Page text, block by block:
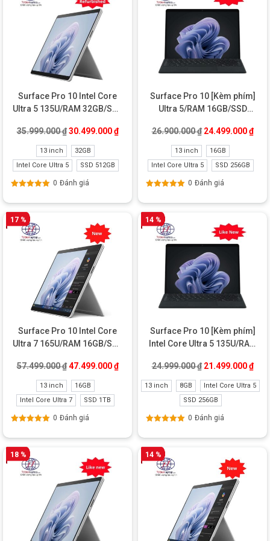
Surface Pro 10 Intel Core
Ultra 5 135U/RAM 32GB/SSD
35.999.000₫ Giá gốc là: 35.999.000 ₫.
30.499.000₫Giá hiện tại là: 30.499.000 ₫.
13 inch
32GB
Intel Core Ultra 5
SSD 512GB
0 Đánh giá
Surface Pro 10 [Kèm phím]
Ultra 5/RAM 16GB/SSD
26.900.000₫ Giá gốc là:
24.499.000₫Giá
13 inch
16GB
Intel Core Ultra 5
SSD 256GB
0 Đánh giá
17 %
Surface Pro 10 Intel Core
Ultra 7 165U/RAM 16GB/SSD
57.499.000₫ Giá gốc là: 57.499.000 ₫.
47.499.000₫Giá hiện tại là: 47.499.000 ₫.
13 inch
16GB
Intel Core Ultra 7
SSD 1TB
0 Đánh giá
14 %
Surface Pro 10 [Kèm phím]
Intel Core Ultra 5 135U/RAM
24.999.000₫ Giá gốc là:
21.499.000₫Giá
13 inch 8GB
Intel Core Ultra 5
SSD 256GB
0 Đánh giá
18 % 14 %